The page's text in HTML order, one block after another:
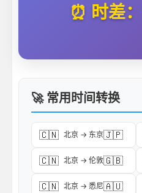
⏰ 时差
🚀 常用时间转换
🇨🇳 北京 → 东京🇯🇵
🇨🇳 北京 → 伦敦🇬🇧
🇨🇳 北京 → 悉尼🇦🇺